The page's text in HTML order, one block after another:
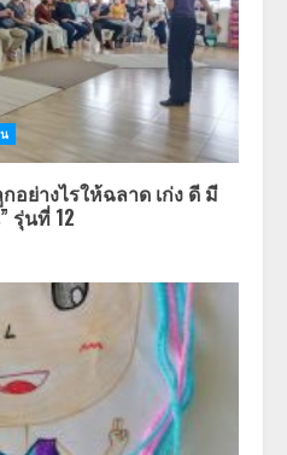
อย่างไรให้ฉลาด เก่ง ดี มี
รุ่นที่ 12